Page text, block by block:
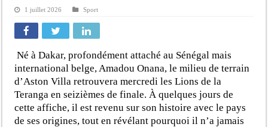
1 juillet 2026 Sport
Né à Dakar, profondément attaché au Sénégal mais
international belge, Amadou Onana, le milieu de terrain
d’Aston Villa retrouvera mercredi les Lions de la
Teranga en seizièmes de finale. À quelques jours de
cette affiche, il est revenu sur son histoire avec le pays
de ses origines, tout en révélant pourquoi il n’a jamais